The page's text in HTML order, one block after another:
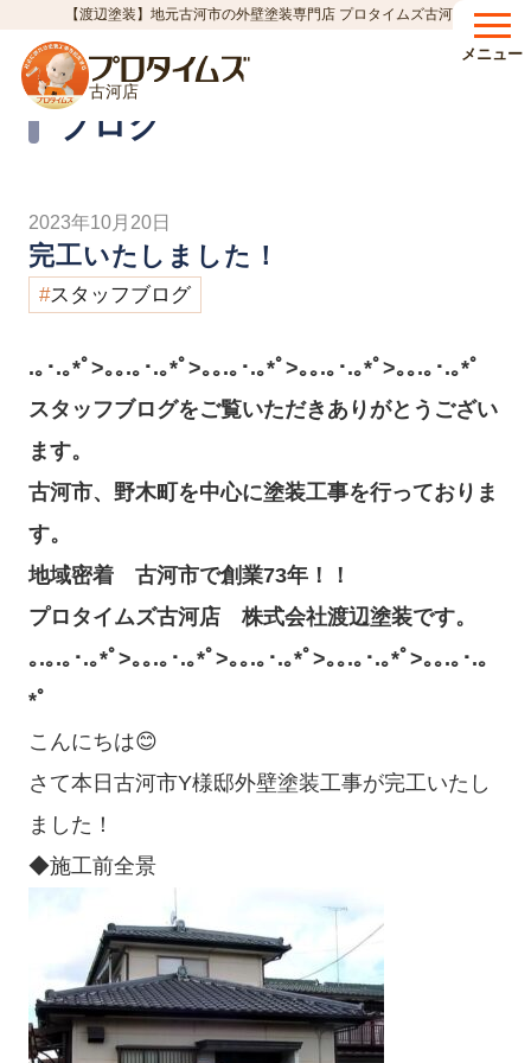
【渡辺塗装】地元古河市の外壁塗装専門店 プロタイムズ古河店
古河店
メニュー
HOME>ブログ>完工いたしました！
ブログ
Blog
2023年10月20日
完工いたしました！
スタッフブログ
.｡･.｡*ﾟ>｡｡.｡･.｡*ﾟ>｡｡.｡･.｡*ﾟ>｡｡.｡･.｡*ﾟ>｡｡.｡･.｡*ﾟ
スタッフブログをご覧いただきありがとうござい
ます。
古河市、野木町を中心に塗装工事を行っておりま
す。
地域密着 古河市で創業73年！！
プロタイムズ古河店 株式会社渡辺塗装です。
｡.｡.｡･.｡*ﾟ>｡｡.｡･.｡*ﾟ>｡｡.｡･.｡*ﾟ>｡｡.｡･.｡*ﾟ>｡｡.｡･.｡
*ﾟ
こんにちは😊
さて本日古河市Y様邸外壁塗装工事が完工いたし
ました！
◆施工前全景